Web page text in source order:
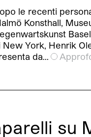
le recenti
Konsthall,
New York, Henrik
da…
su